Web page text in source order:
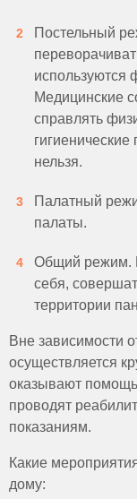
Постельный
используются
Медицинские
справлять
нельзя.
Палатный
палаты.
Общий режим.
себя,
территории
Вне зависимости
осуществляется
оказывают
проводят
показаниям.
Какие
дому: